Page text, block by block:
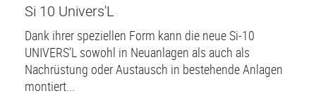
Si 10 Univers'L
Dank ihrer speziellen Form kann die neue Si-10
UNIVERS’L sowohl in Neuanlagen als auch als
Nachrüstung oder Austausch in bestehende Anlagen
montiert...